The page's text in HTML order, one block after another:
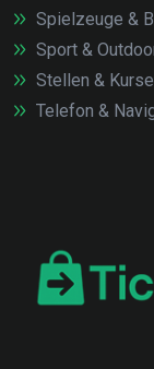
Spielzeuge &
Sport &
Stellen & Kurse
Telefon &